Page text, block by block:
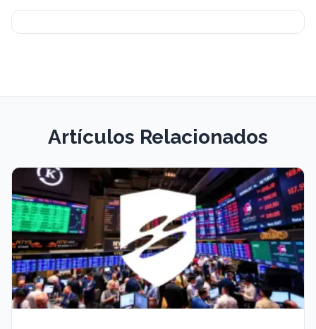
Artículos Relacionados